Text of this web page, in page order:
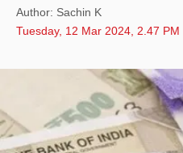
Author: Sachin K
Tuesday, 12 Mar 2024, 2.47 PM